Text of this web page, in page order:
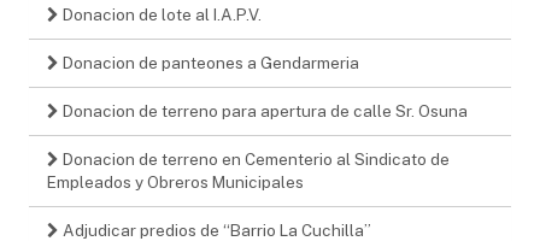
Donacion de lote al I.A.P.V.
Donacion de panteones a Gendarmeria
Donacion de terreno para apertura de calle Sr. Osuna
Donacion de terreno en Cementerio al Sindicato de
Empleados y Obreros Municipales
Adjudicar predios de “Barrio La Cuchilla”